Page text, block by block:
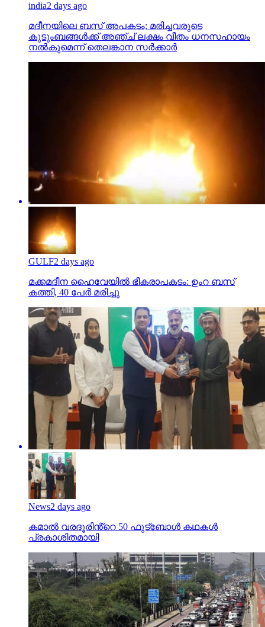
india2 days ago
മദീനയിലെ ബസ് അപകടം; മരിച്ചവരുടെ
കുടുംബങ്ങള്‍ക്ക് അഞ്ച് ലക്ഷം വീതം ധനസഹായം
നല്‍കുമെന്ന് തെലങ്കാന സര്‍ക്കാര്‍
GULF2 days ago
മക്കമദീന ഹൈവേയില്‍ ഭീകരാപകടം: ഉംറ ബസ്
കത്തി, 40 പേര്‍ മരിച്ചു
News2 days ago
കമാൽ വരദൂരിൻ്റെ 50 ഫുട്ബോൾ കഥകൾ
പ്രകാശിതമായി